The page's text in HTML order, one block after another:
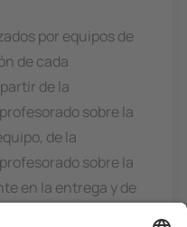
por equipos de
de cada
de la
sobre la
de la
sobre la
en la entrega y de